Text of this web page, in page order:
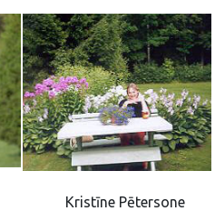
Kristīne Pētersone